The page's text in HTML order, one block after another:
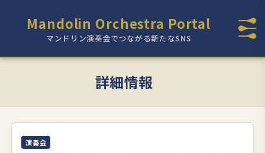
Mandolin Orchestra Portal
マンドリン演奏会でつながる新たなSNS
詳細情報
演奏会